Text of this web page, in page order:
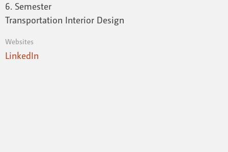
6. Semester
Transportation Interior Design
Websites
LinkedIn